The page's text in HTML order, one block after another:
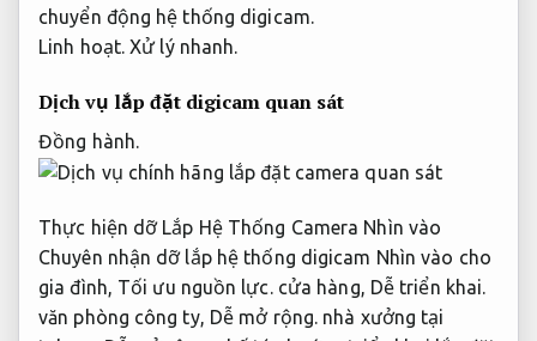
chuyển động hệ thống digicam.
Linh hoạt. Xử lý nhanh.
Dịch vụ lắp đặt digicam quan sát
Đồng hành.
Thực hiện dỡ Lắp Hệ Thống Camera Nhìn vào
Chuyên nhận dỡ lắp hệ thống digicam Nhìn vào cho
gia đình, Tối ưu nguồn lực.cửa hàng, Dễ triển khai.
văn phòng công ty, Dễ mở rộng. nhà xưởng tại